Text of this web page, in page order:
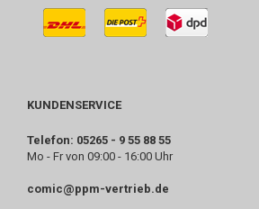
KUNDENSERVICE
Telefon: 05265 - 9 55 88 55
Mo - Fr von 09:00 - 16:00 Uhr
comic@ppm-vertrieb.de